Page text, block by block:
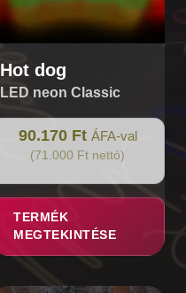
Hot dog
LED neon Classic
90.170 Ft ÁFA-val
(71.000 Ft nettó)
TERMÉK
MEGTEKINTÉSE